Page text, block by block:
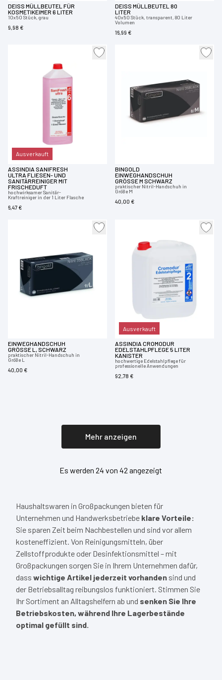
DEISS MÜLLBEUTEL FÜR
KOSMETIKEIMER 6 LITER
10x50 Stück, grau
9,98 €
DEISS MÜLLBEUTEL 80
LITER
40x50 Stück, transparent, 80 Liter
Volumen
16,99 €
Ausverkauft
ASSINDIA SANIFRESH
ULTRA FLIESEN- UND
SANITÄRREINIGER MIT
FRISCHEDUFT
hochwirksamer Sanitär-
Kraftreiniger in der 1 Liter Flasche
6,47 €
BINGOLD
EINWEGHANDSCHUH
GRÖSSE M SCHWARZ
praktischer Nitril-Handschuh in
Größe M
40,00 €
EINWEGHANDSCHUH
GRÖSSE L, SCHWARZ
praktischer Nitril-Handschuh in
Größe L
40,00 €
Ausverkauft
ASSINDIA CROMODUR
EDELSTAHLPFLEGE 5 LITER
KANISTER
hochwertige Edelstahlpflege für
professionelle Anwendungen
92,78 €
Mehr anzeigen
Es werden 24 von 42 angezeigt
Haushaltswaren in Großpackungen bieten für
Unternehmen und Handwerksbetriebe klare Vorteile:
Sie sparen Zeit beim Nachbestellen und sind vor allem
kosteneffizient. Von Reinigungsmitteln, über
Zellstoffprodukte oder Desinfektionsmittel – mit
Großpackungen sorgen Sie in Ihrem Unternehmen dafür,
dass wichtige Artikel jederzeit vorhanden sind und
der Betriebsalltag reibungslos funktioniert. Stimmen Sie
Ihr Sortiment an Alltagshelfern ab und senken Sie Ihre
Betriebskosten, während Ihre Lagerbestände
optimal gefüllt sind.